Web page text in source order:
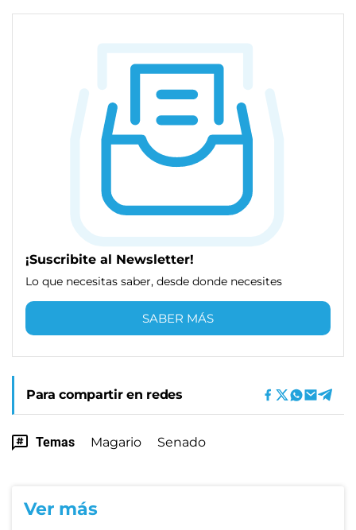
¡Suscribite al Newsletter!
Lo que necesitas saber, desde donde necesites
SABER MÁS
Para compartir en redes
Temas Magario Senado
Ver más